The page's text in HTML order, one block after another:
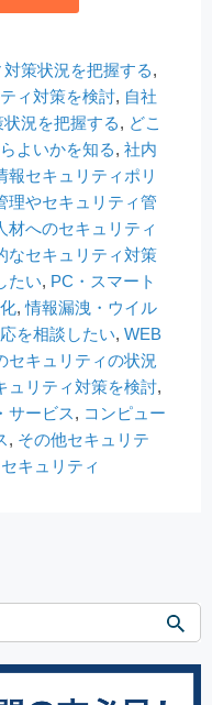
策状況を把握する,
ィ対策を検討, 自社
況を把握する, どこ
よいかを知る, 社内
報セキュリティポリ
理やセキュリティ管
材へのセキュリティ
なセキュリティ対策
たい, PC・スマート
,情報漏洩・ウイル
を相談したい, WEB
セキュリティの状況
ュリティ対策を検討,
サービス, コンピュー
, その他セキュリテ
キュリティ